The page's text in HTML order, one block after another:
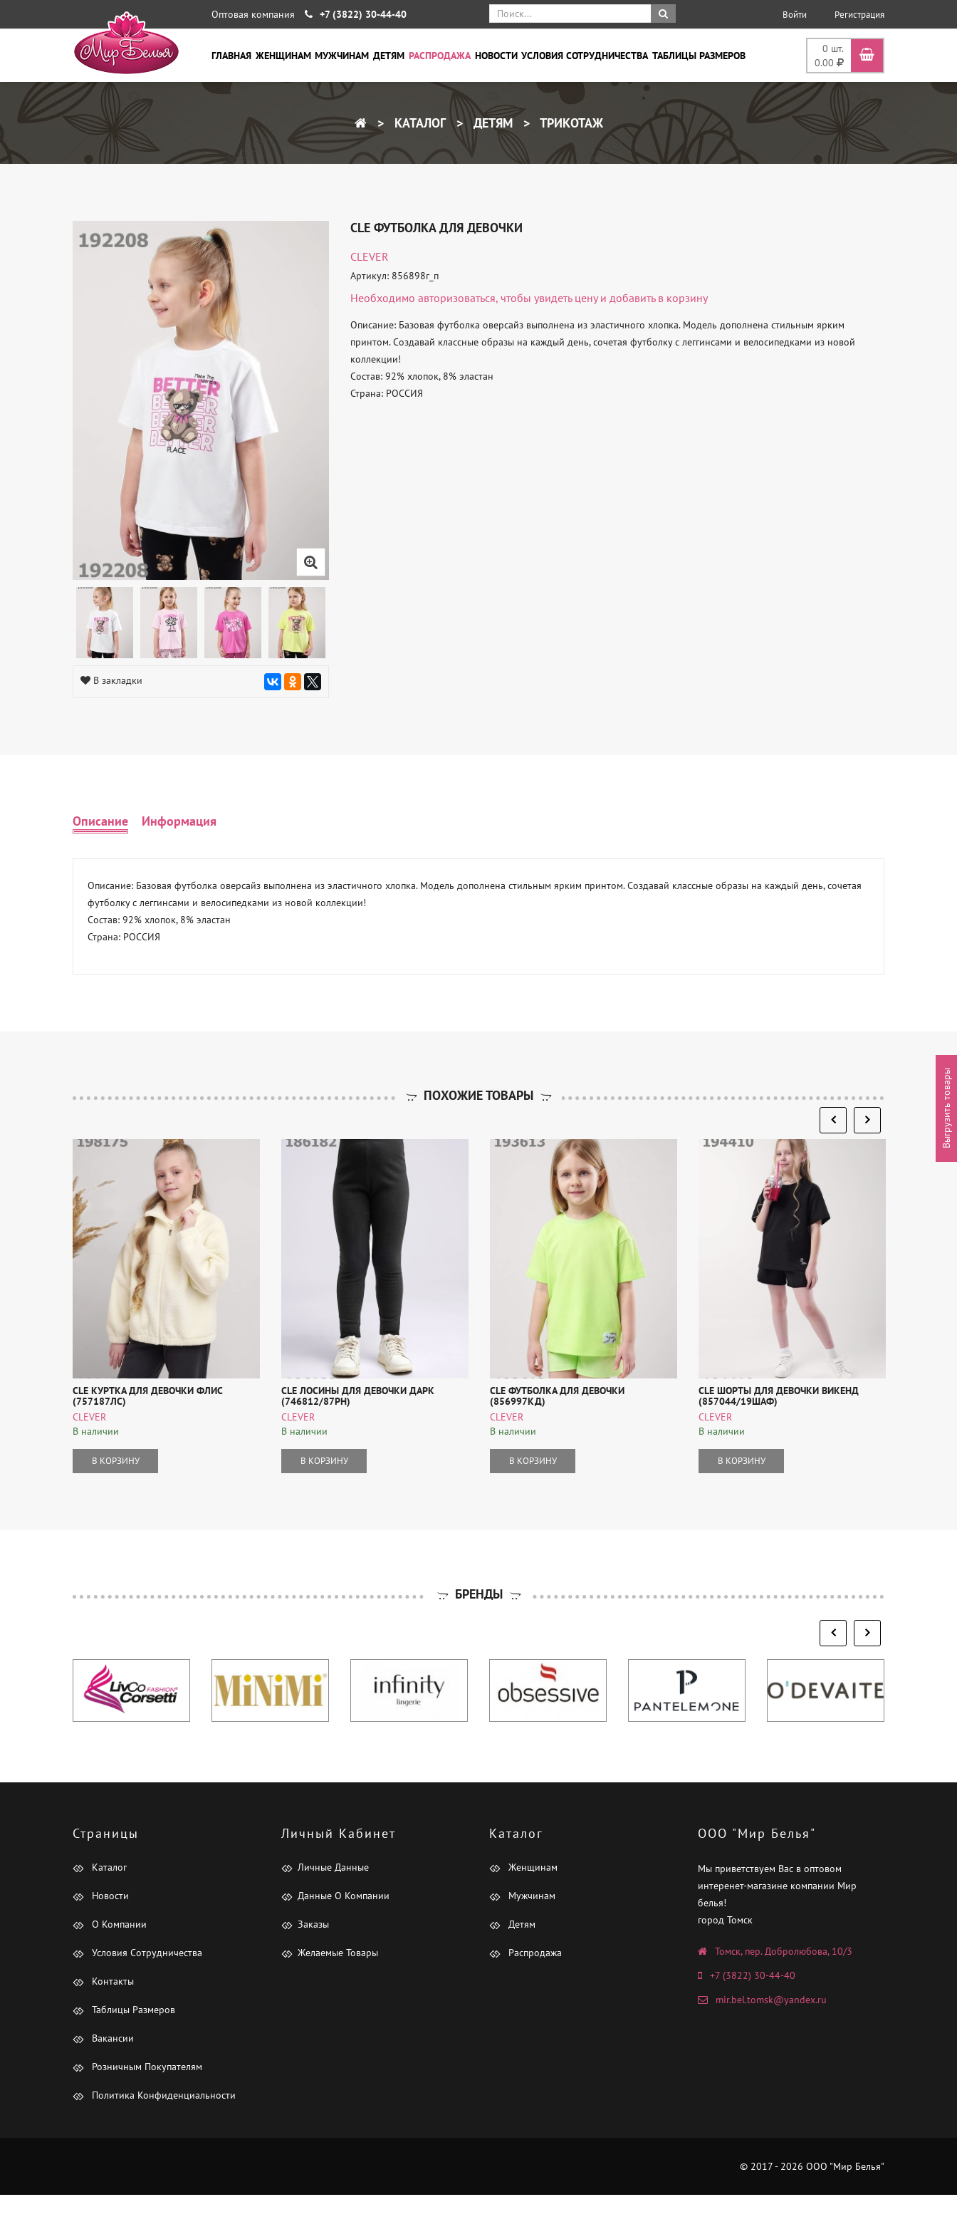
Оптовая компания +7 (3822) 30-44-40 Войти Регистрация
0 шт.
0.00
ГЛАВНАЯ ЖЕНЩИНАМ МУЖЧИНАМ ДЕТЯМ РАСПРОДАЖА НОВОСТИ УСЛОВИЯ СОТРУДНИЧЕСТВА ТАБЛИЦЫ РАЗМЕРОВ
КАТАЛОГ ДЕТЯМ ТРИКОТАЖ
В закладки
CLE ФУТБОЛКА ДЛЯ ДЕВОЧКИ
CLEVER
Артикул: 856898г_п
Необходимо авторизоваться, чтобы увидеть цену и добавить в корзину
Описание: Базовая футболка оверсайз выполнена из эластичного хлопка. Модель дополнена стильным ярким
принтом. Создавай классные образы на каждый день, сочетая футболку с леггинсами и велосипедками из новой
коллекции!
Состав: 92% хлопок, 8% эластан
Страна: РОССИЯ
Описание Информация
Описание: Базовая футболка оверсайз выполнена из эластичного хлопка. Модель дополнена стильным ярким принтом. Создавай классные образы на каждый день, сочетая
футболку с леггинсами и велосипедками из новой коллекции!
Состав: 92% хлопок, 8% эластан
Страна: РОССИЯ
ПОХОЖИЕ ТОВАРЫ
CLE КУРТКА ДЛЯ ДЕВОЧКИ ФЛИС
(757187ЛС)
CLEVER
В наличии
В КОРЗИНУ
CLE ЛОСИНЫ ДЛЯ ДЕВОЧКИ ДАРК
(746812/87РН)
CLEVER
В наличии
В КОРЗИНУ
CLE ФУТБОЛКА ДЛЯ ДЕВОЧКИ
(856997КД)
CLEVER
В наличии
В КОРЗИНУ
CLE ШОРТЫ ДЛЯ ДЕВОЧКИ ВИКЕНД
(857044/19ШАФ)
CLEVER
В наличии
В КОРЗИНУ
БРЕНДЫ
Страницы
Каталог
Новости
О Компании
Условия Сотрудничества
Контакты
Таблицы Размеров
Вакансии
Розничным Покупателям
Политика Конфиденциальности
Личный Кабинет
Личные Данные
Данные О Компании
Заказы
Желаемые Товары
Каталог
Женщинам
Мужчинам
Детям
Распродажа
ООО "Мир Белья"
Мы приветствуем Вас в оптовом
интеренет-магазине компании Мир
белья!
город Томск
Томск, пер. Добролюбова, 10/3
+7 (3822) 30-44-40
mir.bel.tomsk@yandex.ru
© 2017 - 2026 ООО "Мир Белья"
Выгрузить товары